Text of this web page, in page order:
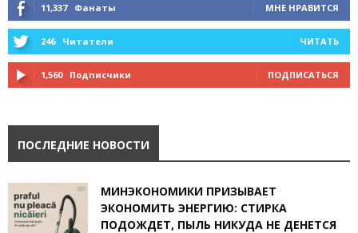
11,337 Фанаты МНЕ НРАВИТСЯ
246 Читатели ЧИТАТЬ
1,560 Подписчики ПОДПИСАТЬСЯ
ПОСЛЕДНИЕ НОВОСТИ
МИНЭКОНОМИКИ ПРИЗЫВАЕТ
ЭКОНОМИТЬ ЭНЕРГИЮ: СТИРКА
ПОДОЖДЕТ, ПЫЛЬ НИКУДА НЕ ДЕНЕТСЯ